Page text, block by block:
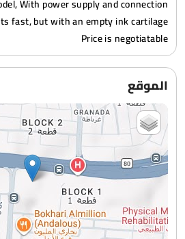
With power supply and connection
fast, but with an empty ink cartilage
Price is negotiatable
الموقع